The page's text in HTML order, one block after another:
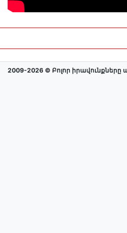
2009-2026 © Բոլոր